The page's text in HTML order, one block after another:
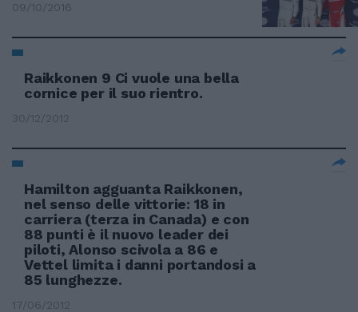
09/10/2016
Raikkonen 9 Ci vuole una bella
cornice per il suo rientro.
30/12/2012
Hamilton agguanta Raikkonen,
nel senso delle vittorie: 18 in
carriera (terza in Canada) e con
88 punti è il nuovo leader dei
piloti, Alonso scivola a 86 e
Vettel limita i danni portandosi a
85 lunghezze.
17/06/2012